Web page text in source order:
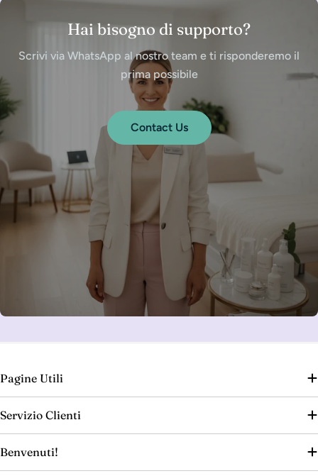
Hai bisogno di supporto?
Scrivi via WhatsApp al nostro team e ti risponderemo il
prima possibile
Contact Us
Pagine Utili
Servizio Clienti
Benvenuti!